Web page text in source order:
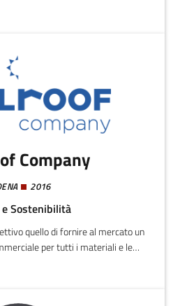
diffusa.
Company
2016
e Sostenibilità
quello di fornire al mercato un
per tutti i materiali e le